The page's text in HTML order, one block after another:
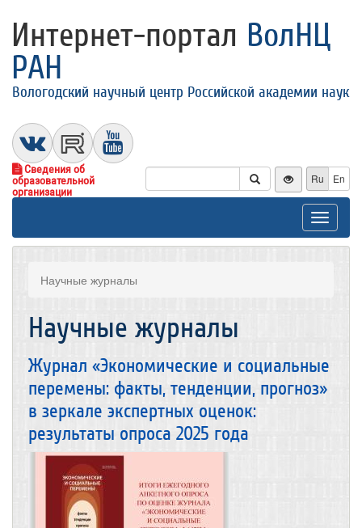
Интернет-портал ВолНЦ
РАН
Вологодский научный центр Российской академии наук
Сведения об
образовательной
организации
Ru En
Toggle
Научные журналы
Научные журналы
Журнал «Экономические и социальные
перемены: факты, тенденции, прогноз»
в зеркале экспертных оценок:
результаты опроса 2025 года